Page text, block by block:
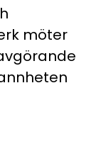
möter